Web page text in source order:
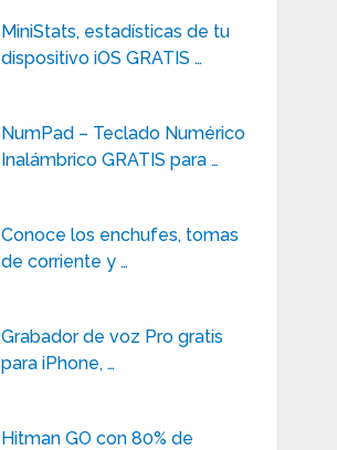
MiniStats, estadísticas de tu
dispositivo iOS GRATIS …
NumPad – Teclado Numérico
Inalámbrico GRATIS para …
Conoce los enchufes, tomas
de corriente y …
Grabador de voz Pro gratis
para iPhone, …
Hitman GO con 80% de